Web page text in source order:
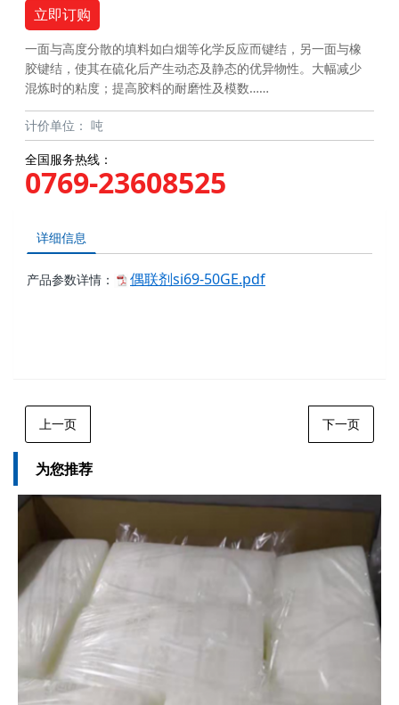
立即订购
一面与高度分散的填料如白烟等化学反应而键结，另一面与橡
胶键结，使其在硫化后产生动态及静态的优异物性。大幅减少
混炼时的粘度；提高胶料的耐磨性及模数……
计价单位： 吨
全国服务热线：
0769-23608525
详细信息
产品参数详情： 偶联剂si69-50GE.pdf
上一页 下一页
为您推荐